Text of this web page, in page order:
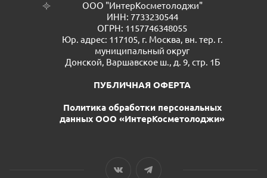
ООО "ИнтерКосметолоджи"
ИНН: 7733230544
ОГРН: 1157746348055
Юр. адрес: 117105, г. Москва, вн. тер. г.
муниципальный округ
Донской, Варшавское ш., д. 9, стр. 1Б
ПУБЛИЧНАЯ ОФЕРТА
Политика обработки персональных
данных ООО «ИнтерКосметолоджи»